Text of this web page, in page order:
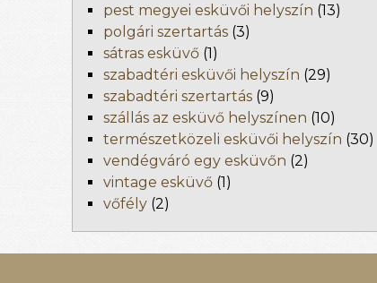
pest megyei esküvői helyszín (13)
polgári szertartás (3)
sátras esküvő (1)
szabadtéri esküvői helyszín (29)
szabadtéri szertartás (9)
szállás az esküvő helyszínen (10)
természetközeli esküvői helyszín (30)
vendégváró egy esküvőn (2)
vintage esküvő (1)
vőfély (2)